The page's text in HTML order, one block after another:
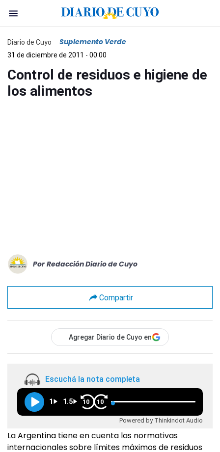
Diario de Cuyo Suplemento Verde
31 de diciembre de 2011 - 00:00
Control de residuos e higiene de
los alimentos
Por Redacción Diario de Cuyo
Compartir
Agregar Diario de Cuyo en
Escuchá la nota completa
1 1.5 10 10
Powered by Thinkindot Audio
La Argentina tiene en cuenta las normativas
internacionales sobre límites máximos de residuos